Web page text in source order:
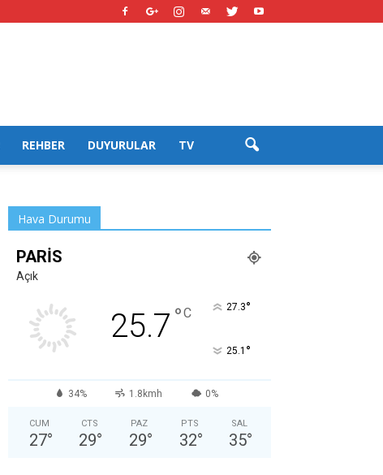
REHBER DUYURULAR TV
Hava Durumu
PARIS
Açık
25.7 °C 27.3°
25.1 °
34% 1.8kmh 0%
CUM
27°
CTS
29°
PAZ
29°
PTS
32°
SAL
35°